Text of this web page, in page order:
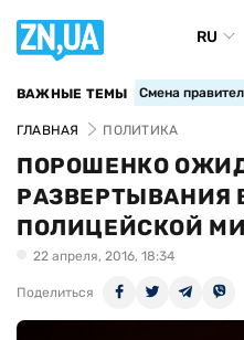
RU
ВАЖНЫЕ ТЕМЫ Смена
ГЛАВНАЯ ПОЛИТИКА
ПОРОШЕНКО
РАЗВЕРТЫВАНИЯ
ПОЛИЦЕЙСКОЙ
22 апреля, 2016, 18:34
Поделиться